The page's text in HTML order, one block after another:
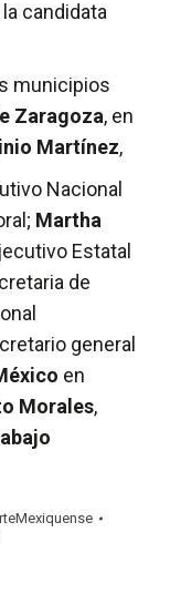
candidata
municipios
Zaragoza, en
Martínez,
Nacional
Martha
Estatal
de
general
en
Morales,